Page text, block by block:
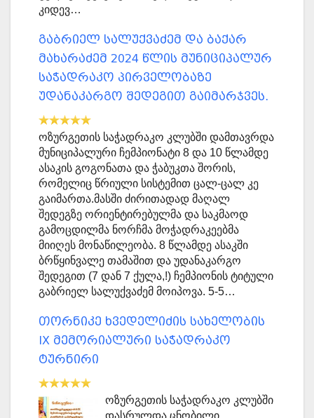
კიდევ…
გაბრიელ სალუქვაძემ და ბაქარ
მახარაძემ 2024 წლის მუნიციპალურ
საჭადრაკო პირველობაზე
უდანაკარგო შედეგით გაიმარჯვეს.
ოზურგეთის საჭადრაკო კლუბში დამთავრდა
მუნიციპალური ჩემპიონატი 8 და 10 წლამდე
ასაკის გოგონათა და ჭაბუკთა შორის,
რომელიც წრიული სისტემით ცალ-ცალ კე
გაიმართა.მასში ძირითადად მაღალ
შედეგზე ორიენტირებულმა და საკმაოდ
გამოცდილმა ნორჩმა მოჭადრაკეებმა
მიიღეს მონაწილეობა. 8 წლამდე ასაკში
ბრწყინვალე თამაშით და უდანაკარგო
შედეგით (7 დან 7 ქულა,!) ჩემპიონის ტიტული
გაბრიელ სალუქვაძემ მოიპოვა. 5-5…
თორნიკე ხვედელიძის სახელობის
IX მემორიალური საჭადრაკო
ტურნირი
ოზურგეთის საჭადრაკო კლუბში
დასრულდა ცნობილი